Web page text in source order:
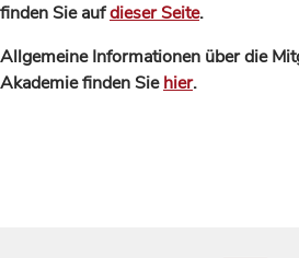
finden Sie aufdieser Seite.
Allgemeine Informationen über die
Akademie finden Siehier.